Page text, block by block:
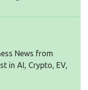
News from
in AI, Crypto, EV,